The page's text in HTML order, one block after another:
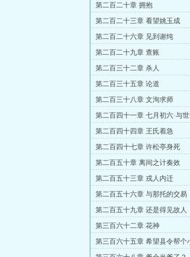
第二百二十章 拥抱
第二百二十三章 看望姚玉成
第二百二十六章 见到谢纯
第二百二十九章 查账
第二百三十二章 杀人
第二百三十五章 论道
第二百三十八章 文洵求师
第二百四十一章 七月初六·与
第二百四十四章 王氏着急
第二百四十七章 许松亭身死
第二百五十章 离间之计奏效
第二百五十三章 戎人内迁
第二百五十六章 与那托的交易
第二百五十九章 还是得见故人
第三百六十二章 花神
第三百六十五章 希望县令帮个